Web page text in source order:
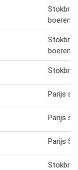
boeren
boeren
Parijs
Parijs
Parijs